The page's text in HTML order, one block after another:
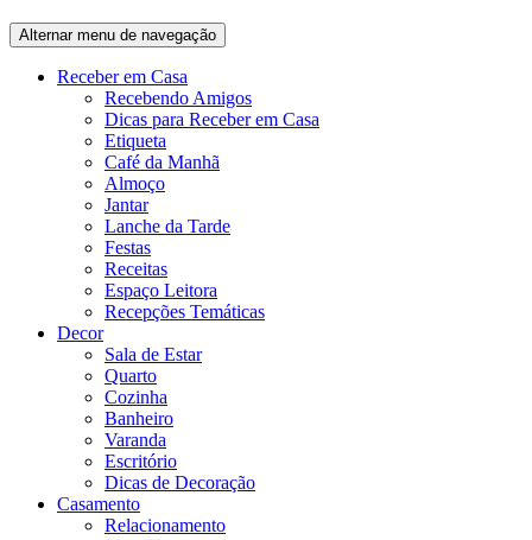
Alternar menu de navegação
Receber em Casa
Recebendo Amigos
Dicas para Receber em Casa
Etiqueta
Café da Manhã
Almoço
Jantar
Lanche da Tarde
Festas
Receitas
Espaço Leitora
Recepções Temáticas
Decor
Sala de Estar
Quarto
Cozinha
Banheiro
Varanda
Escritório
Dicas de Decoração
Casamento
Relacionamento